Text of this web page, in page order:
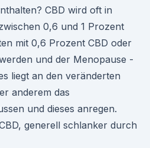
CBD wird oft in
0,6 und 1 Prozent
mit 0,6 Prozent CBD oder
und der Menopause -
liegt an den veränderten
anderem das
und dieses anregen.
generell schlanker durch